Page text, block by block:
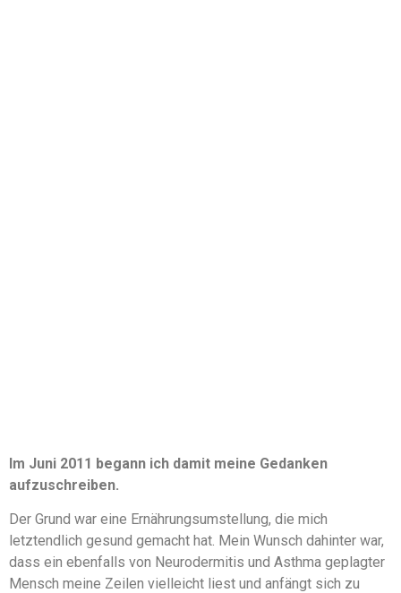
Im Juni 2011 begann ich damit meine Gedanken
aufzuschreiben.
Der Grund war eine Ernährungsumstellung, die mich
letztendlich gesund gemacht hat. Mein Wunsch dahinter war,
dass ein ebenfalls von Neurodermitis und Asthma geplagter
Mensch meine Zeilen vielleicht liest und anfängt sich zu